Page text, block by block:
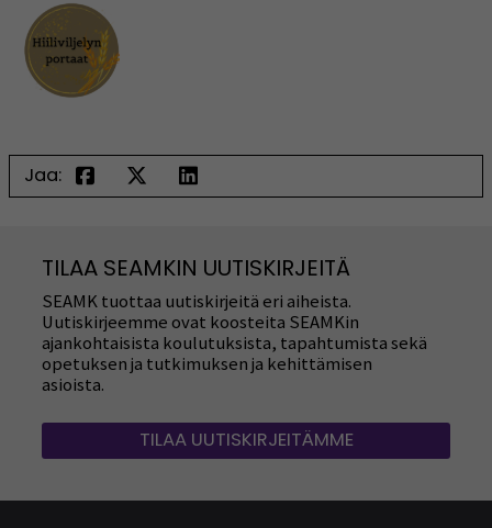
Jaa:
TILAA SEAMKIN UUTISKIRJEITÄ
SEAMK tuottaa uutiskirjeitä eri aiheista.
Uutiskirjeemme ovat koosteita SEAMKin
ajankohtaisista koulutuksista, tapahtumista sekä
opetuksen ja tutkimuksen ja kehittämisen
asioista.
TILAA UUTISKIRJEITÄMME